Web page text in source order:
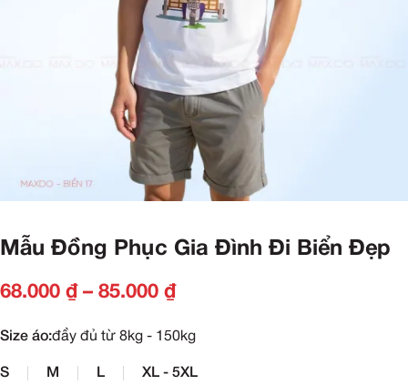
Mẫu Đồng Phục Gia Đình Đi Biển Đẹp
68.000 ₫– 85.000 ₫
Size áo:đầy đủ từ 8kg - 150kg
S M L XL - 5XL